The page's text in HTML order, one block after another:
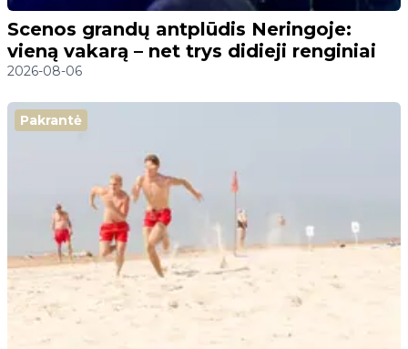
Scenos grandų antplūdis Neringoje:
vieną vakarą – net trys didieji renginiai
2026-08-06
Pakrantė